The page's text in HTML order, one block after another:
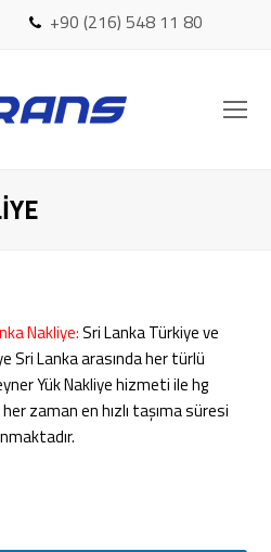
+90 (216) 548 11 80
Nakliye:Sri Lanka Türkiye ve
Sri Lanka arasında her türlü
Yük Nakliye hizmeti ile hg
zaman en hızlı taşıma süresi